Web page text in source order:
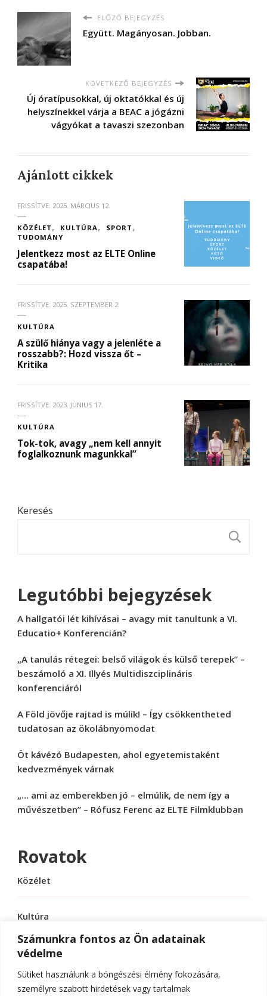
Számunkra fontos az Ön adatainak
védelme
Sütiket használunk a böngészési élmény fokozására,
személyre szabott hirdetések vagy tartalmak
ELŐZŐ BEJEGYZÉS
Együtt. Magányosan. Jobban.
KÖVETKEZŐ BEJEGYZÉS
Új óratípusokkal, új oktatókkal és új
helyszínekkel várja a BEAC a jógázni
vágyókat a tavaszi szezonban
Ajánlott cikkek
FRISSÍTVE: 2025. MÁRCIUS 12.
KÖZÉLET KULTÚRA
SPORT
TUDOMÁNY
Jelentkezz most az ELTE Online
csapatába!
FRISSÍTVE: 2025. SZEPTEMBER 2.
KULTÚRA
A szülő hiánya vagy a jelenléte a
rosszabb?: Hozd vissza őt –
Kritika
FRISSÍTVE: 2023. JÚNIUS 17.
KULTÚRA
Tok-tok, avagy „nem kell annyit
foglalkoznunk magunkkal”
Keresés
Legutóbbi bejegyzések
A hallgatói lét kihívásai – avagy mit tanultunk a VI.
Educatio+ Konferencián?
„A tanulás rétegei: belső világok és külső terepek” –
beszámoló a XI. Illyés Multidiszciplináris
konferenciáról
A Föld jövője rajtad is múlik! – Így csökkentheted
tudatosan az ökolábnyomodat
Öt kávézó Budapesten, ahol egyetemistaként
kedvezmények várnak
„… ami az emberekben jó – elmúlik, de nem így a
művészetben” – Rófusz Ferenc az ELTE Filmklubban
Rovatok
Közélet
Kultúra
Sport
Tudomány